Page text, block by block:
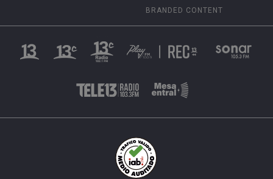
BRANDED CONTENT